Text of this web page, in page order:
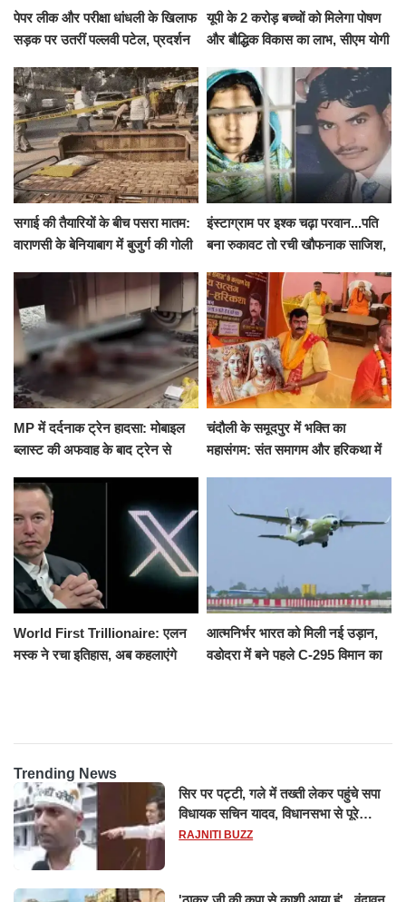
पेपर लीक और परीक्षा धांधली के खिलाफ
सड़क पर उतरीं पल्लवी पटेल, प्रदर्शन
यूपी के 2 करोड़ बच्चों को मिलेगा पोषण
और बौद्धिक विकास का लाभ, सीएम योगी
सगाई की तैयारियों के बीच पसरा मातम:
वाराणसी के बेनियाबाग में बुजुर्ग की गोली
इंस्टाग्राम पर इश्क चढ़ा परवान...पति
बना रुकावट तो रची खौफनाक साजिश,
के घाट
MP में दर्दनाक ट्रेन हादसा: मोबाइल
ब्लास्ट की अफवाह के बाद ट्रेन से
रौंदा, 4 की मौत
चंदौली के समूदपुर में भक्ति का
महासंगम: संत समागम और हरिकथा में
World First Trillionaire: एलन
मस्क ने रचा इतिहास, अब कहलाएंगे
आत्मनिर्भर भारत को मिली नई उड़ान,
वडोदरा में बने पहले C-295 विमान का
Trending News
सिर पर पट्टी, गले में तख्ती लेकर पहुंचे सपा
विधायक सचिन यादव, विधानसभा से पूरे
मानसून सत्र के लिए किया गया निलंबित
RAJNITI BUZZ